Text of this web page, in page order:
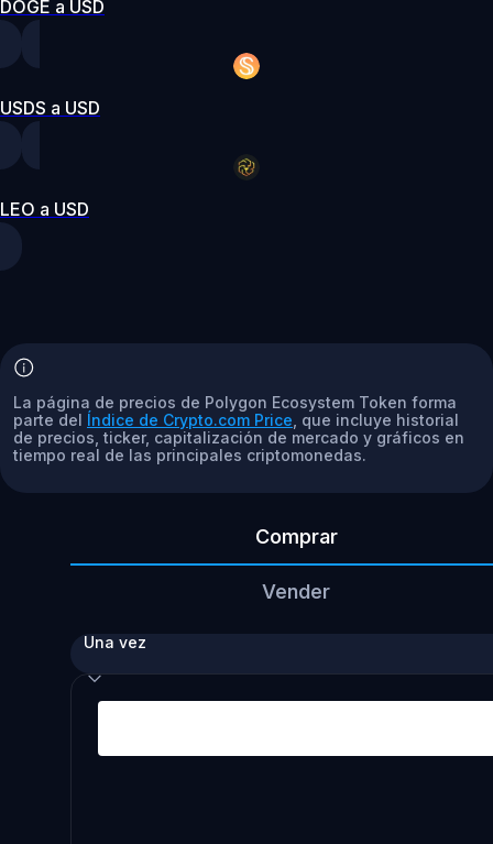
DOGE a USD
USDS a USD
LEO a USD
La página de precios de Polygon Ecosystem Token forma
parte del Índice de Crypto.com Price , que incluye historial
de precios, ticker, capitalización de mercado y gráficos en
tiempo real de las principales criptomonedas.
Comprar
Vender
Una vez